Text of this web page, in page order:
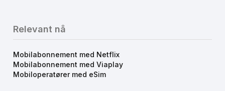
Relevant nå
Mobilabonnement med Netflix
Mobilabonnement med Viaplay
Mobiloperatører med eSim